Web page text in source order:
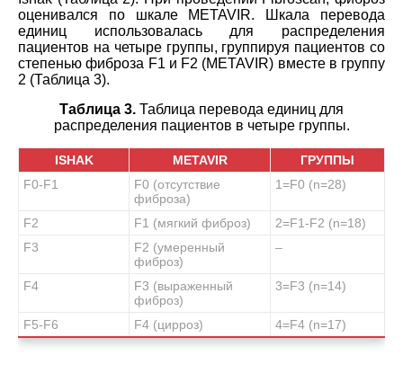
оценивался по шкале METAVIR. Шкала перевода
единиц использовалась для распределения
пациентов на четыре группы, группируя пациентов со
степенью фиброза F1 и F2 (METAVIR) вместе в группу
2 (Таблица 3).
Таблица 3. Таблица перевода единиц для
распределения пациентов в четыре группы.
ISHAK METAVIR
ГРУППЫ
F0-F1
F0 (отсутствие
фиброза)
1=F0 (n=28)
F2 F1 (мягкий фиброз)
2=F1-F2 (n=18)
F3
F2 (умеренный
фиброз)
–
F4
F3 (выраженный
фиброз)
3=F3 (n=14)
F5-F6 F4 (цирроз) 4=F4 (n=17)